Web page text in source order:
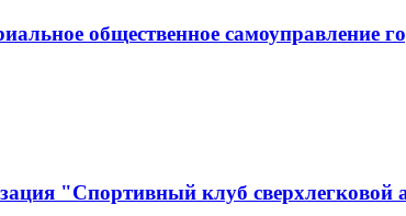
общественное самоуправление
"Спортивный клуб